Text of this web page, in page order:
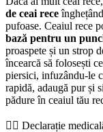
de ceai rece
pufoase. Ceaiul rece
bază pentru un
proaspete și un strop
încearcă să folosești
piersici, infuzându-le
rapidă, adaugă pur și
pădure în ceaiul tău
👨‍⚕️️ Declarație